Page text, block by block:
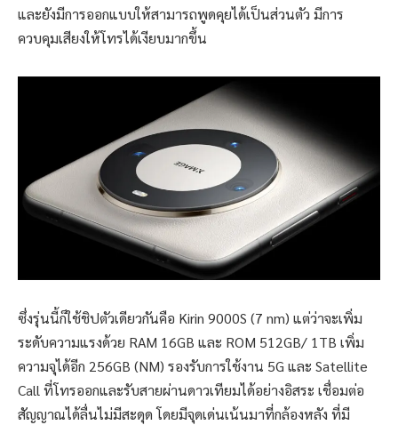
และยังมีการออกแบบให้สามารถพูดคุยได้เป็นส่วนตัว มีการ
ควบคุมเสียงให้โทรได้เงียบมากขึ้น
ซึ่งรุ่นนี้ก็ใช้ชิปตัวเดียวกันคือ Kirin 9000S (7 nm) แต่ว่าจะเพิ่ม
ระดับความแรงด้วย RAM 16GB และ ROM 512GB/ 1TB เพิ่ม
ความจุได้อีก 256GB (NM) รองรับการใช้งาน 5G และ Satellite
Call ที่โทรออกและรับสายผ่านดาวเทียมได้อย่างอิสระ เชื่อมต่อ
สัญญาณได้ลื่นไม่มีสะดุด โดยมีจุดเด่นเน้นมาที่กล้องหลัง ที่มี